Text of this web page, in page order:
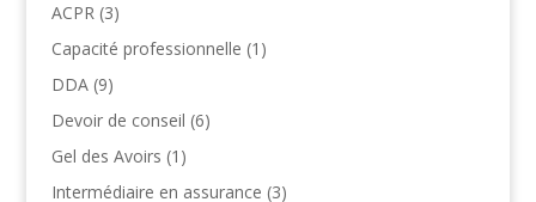
ACPR(3)
Capacité professionnelle (1)
DDA(9)
Devoir de conseil (6)
Gel des Avoirs (1)
Intermédiaire en assurance (3)